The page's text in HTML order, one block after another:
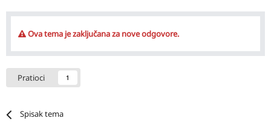
Ova tema je zaključana za nove odgovore.
Pratioci 1
Spisak tema